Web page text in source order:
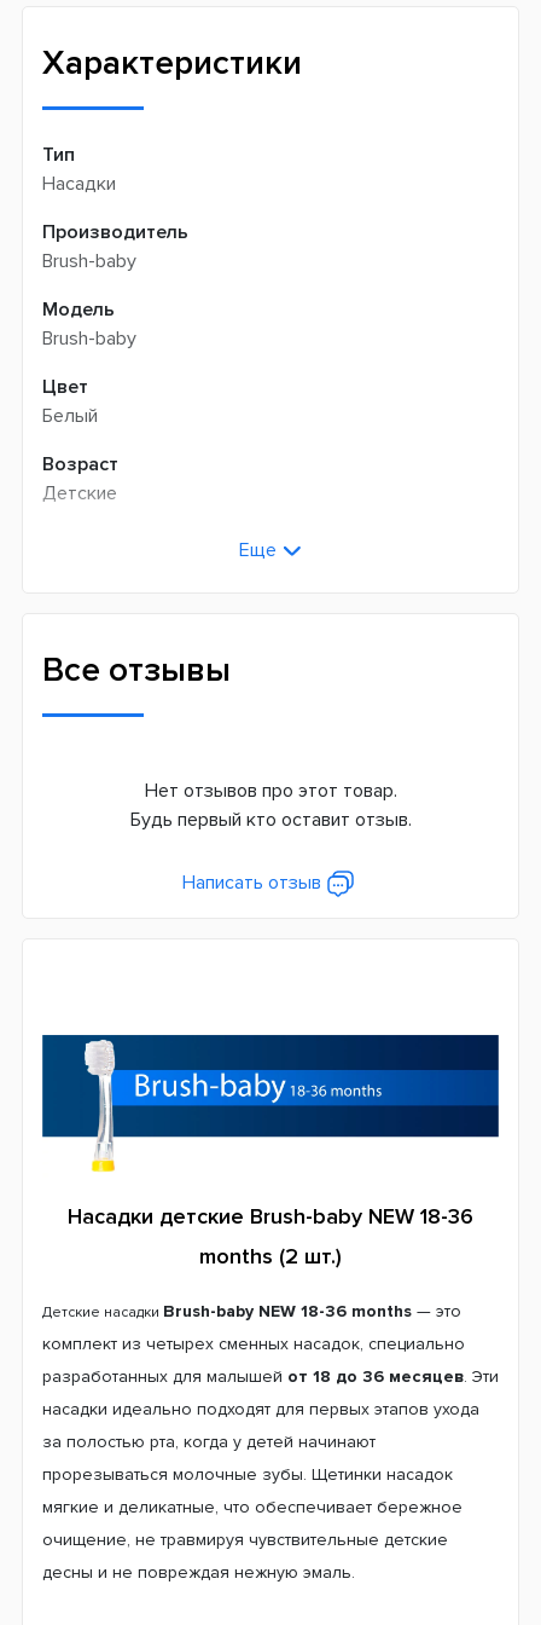
Характеристики
Тип
Насадки
Производитель
Brush-baby
Модель
Brush-baby
Цвет
Белый
Возраст
Детские
Для ежедневной чистки
Для девочки
Для мальчика
Совместимость
Еще
Все отзывы
Нет отзывов про этот товар.
Будь первый кто оставит отзыв.
Написать отзыв
Насадки детские Brush-baby NEW 18-36
months (2 шт.)
Детские насадки Brush-baby NEW 18-36 months — это
комплект из четырех сменных насадок, специально
разработанных для малышей от 18 до 36 месяцев. Эти
насадки идеально подходят для первых этапов ухода
за полостью рта, когда у детей начинают
прорезываться молочные зубы. Щетинки насадок
мягкие и деликатные, что обеспечивает бережное
очищение, не травмируя чувствительные детские
десны и не повреждая нежную эмаль.